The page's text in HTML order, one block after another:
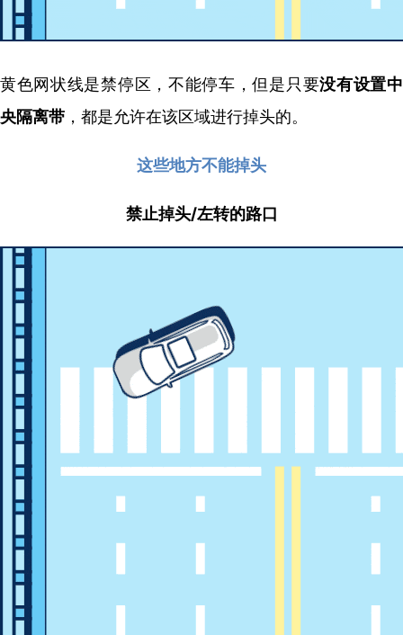
黄色网状线是禁停区，不能停车，但是只要没有设置中
央隔离带 ，都是允许在该区域进行掉头的。
这些地方不能掉头
禁止掉头/左转的路口